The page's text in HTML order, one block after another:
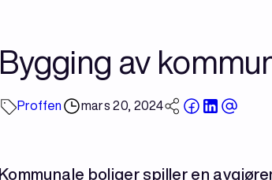
Bygging av
Proffen mars 20, 2024
Kommunale boliger spiller en